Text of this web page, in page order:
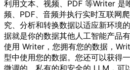
利用文本、视频、PDF 等Writer 是
频、PDF、音频并执行实时互联网
究、分析和转换数据以适应新环境
据就是你的数据其他人工智能产品
使用 Writer，您拥有您的数据，
型中使用您的数据。您还可以获得
微调的、私有的和安全的 LLM，可